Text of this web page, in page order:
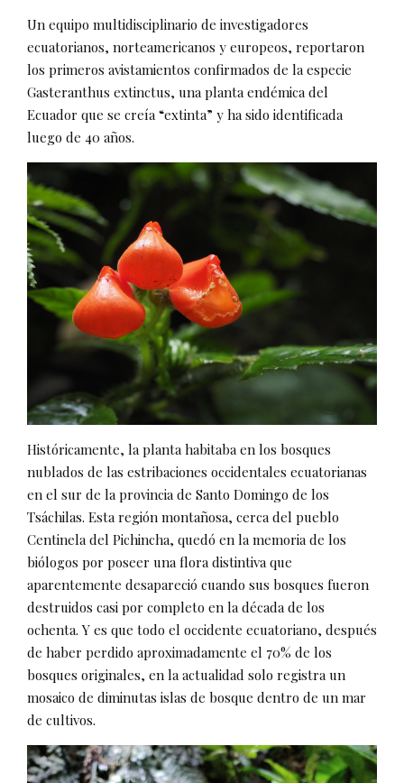
Un equipo multidisciplinario de investigadores
ecuatorianos, norteamericanos y europeos, reportaron
los primeros avistamientos confirmados de la especie
Gasteranthus extinctus, una planta endémica del
Ecuador que se creía “extinta” y ha sido identificada
luego de 40 años.
Históricamente, la planta habitaba en los bosques
nublados de las estribaciones occidentales ecuatorianas
en el sur de la provincia de Santo Domingo de los
Tsáchilas. Esta región montañosa, cerca del pueblo
Centinela del Pichincha, quedó en la memoria de los
biólogos por poseer una flora distintiva que
aparentemente desapareció cuando sus bosques fueron
destruidos casi por completo en la década de los
ochenta. Y es que todo el occidente ecuatoriano, después
de haber perdido aproximadamente el 70% de los
bosques originales, en la actualidad solo registra un
mosaico de diminutas islas de bosque dentro de un mar
de cultivos.